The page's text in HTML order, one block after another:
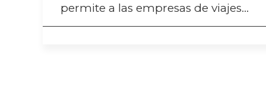
permite a las empresas de viajes…